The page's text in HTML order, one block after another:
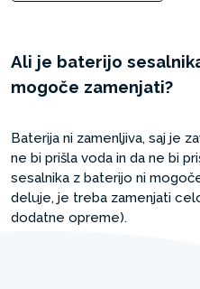
Ali je baterijo
mogoče zamenjati?
Baterija ni zamenljiva, saj je
ne bi prišla voda in da ne bi
sesalnika z baterijo ni
deluje, je treba zamenjati
dodatne opreme).